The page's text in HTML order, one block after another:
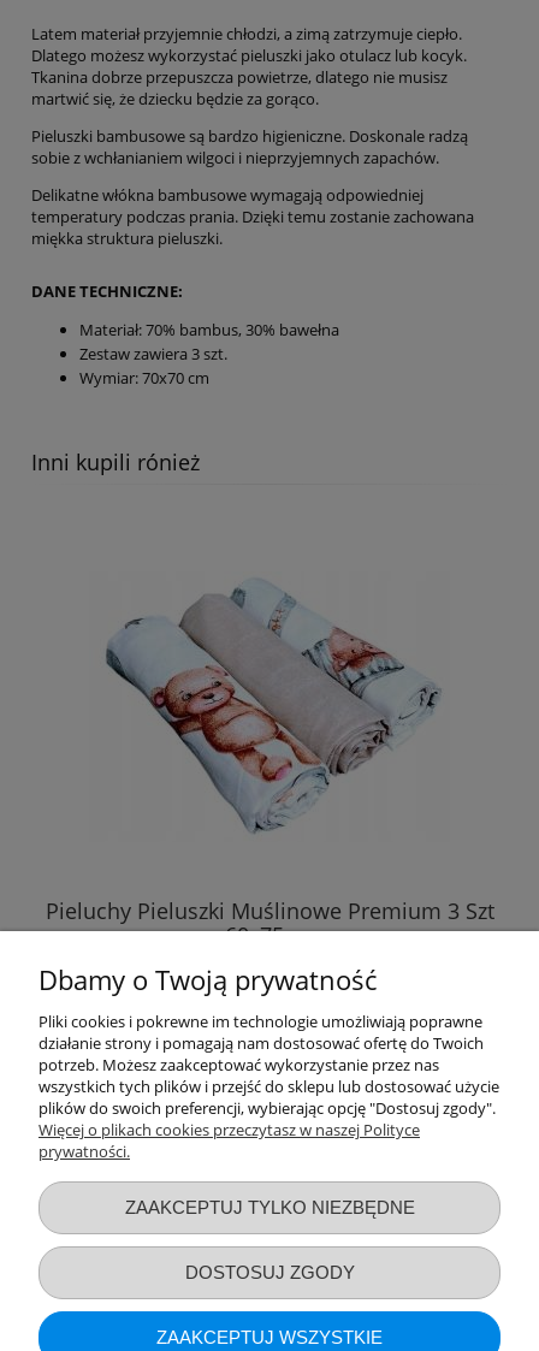
Latem materiał przyjemnie chłodzi, a zimą zatrzymuje ciepło.
Dlatego możesz wykorzystać pieluszki jako otulacz lub kocyk.
Tkanina dobrze przepuszcza powietrze, dlatego nie musisz
martwić się, że dziecku będzie za gorąco.
Pieluszki bambusowe są bardzo higieniczne. Doskonale radzą
sobie z wchłanianiem wilgoci i nieprzyjemnych zapachów.
Delikatne włókna bambusowe wymagają odpowiedniej
temperatury podczas prania. Dzięki temu zostanie zachowana
miękka struktura pieluszki.
DANE TECHNICZNE:
Materiał: 70% bambus, 30% bawełna
Zestaw zawiera 3 szt.
Wymiar: 70x70 cm
Inni kupili rónież
Pieluchy Pieluszki Muślinowe Premium 3 Szt
60x75cm
17,89 zł
DO KOSZYKA
Dbamy o Twoją prywatność
Pliki cookies i pokrewne im technologie umożliwiają poprawne
działanie strony i pomagają nam dostosować ofertę do Twoich
potrzeb. Możesz zaakceptować wykorzystanie przez nas
wszystkich tych plików i przejść do sklepu lub dostosować użycie
plików do swoich preferencji, wybierając opcję "Dostosuj zgody".
Więcej o plikach cookies przeczytasz w naszej Polityce
prywatności.
ZAAKCEPTUJ TYLKO NIEZBĘDNE
DOSTOSUJ ZGODY
ZAAKCEPTUJ WSZYSTKIE